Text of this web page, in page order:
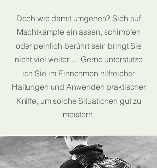
Doch wie damit umgehen? Sich auf
Machtkämpfe einlassen, schimpfen
oder peinlich berührt sein bringt Sie
nicht viel weiter … Gerne unterstütze
ich Sie im Einnehmen hilfreicher
Haltungen und Anwenden praktischer
Kniffe, um solche Situationen gut zu
meistern.